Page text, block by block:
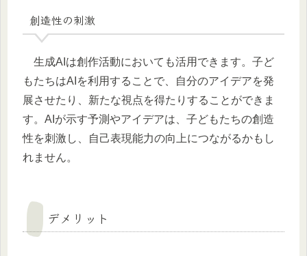
創造性の刺激
生成AIは創作活動においても活用できます。子ど
もたちはAIを利用することで、自分のアイデアを発
展させたり、新たな視点を得たりすることができま
す。AIが示す予測やアイデアは、子どもたちの創造
性を刺激し、自己表現能力の向上につながるかもし
れません。
デメリット